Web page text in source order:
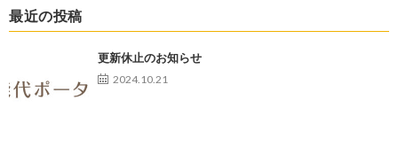
最近の投稿
更新休止のお知らせ
2024.10.21